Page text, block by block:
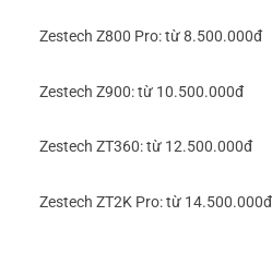
Zestech Z800 Pro: từ 8.500.000đ
Zestech Z900: từ 10.500.000đ
Zestech ZT360: từ 12.500.000đ
Zestech ZT2K Pro: từ 14.500.000đ